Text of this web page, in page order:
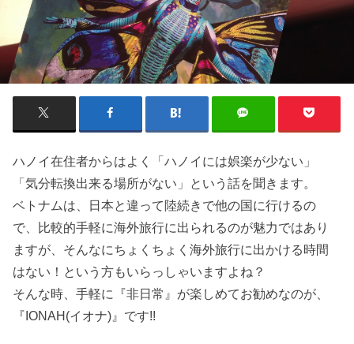
ハノイ在住者からはよく「ハノイには娯楽が少ない」
「気分転換出来る場所がない」という話を聞きます。
ベトナムは、日本と違って陸続きで他の国に行けるの
で、比較的手軽に海外旅行に出られるのが魅力ではあり
ますが、そんなにちょくちょく海外旅行に出かける時間
はない！という方もいらっしゃいますよね？
そんな時、手軽に『非日常』が楽しめてお勧めなのが、
『IONAH(イオナ)』です!!